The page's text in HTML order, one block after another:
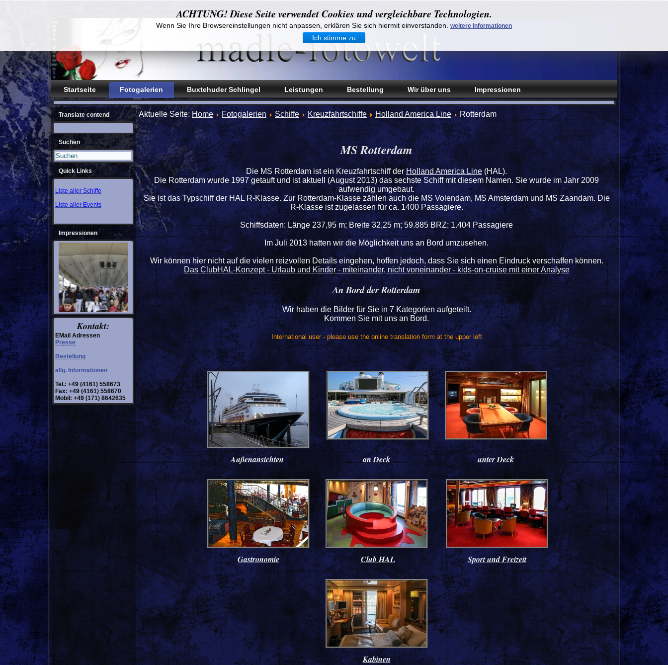
Startseite Fotogalerien Buxtehuder Schlingel Leistungen Bestellung Wir über uns Impressionen
ACHTUNG! Diese Seite verwendet Cookies und vergleichbare Technologien.
Wenn Sie Ihre Browsereinstellungen nicht anpassen, erklären Sie sich hiermit einverstanden. weitere Informationen
Ich stimme zu
Translate contend
Suchen
Quick Links
Liste aller Schiffe
Liste aller Events
Impressionen
Kontakt:
EMail Adressen
Presse
Bestellung
allg. Informationen
Tel.: +49 (4161) 558673
Fax: +49 (4161) 558670
Mobil: +49 (171) 8642635
Aktuelle Seite: Home Fotogalerien Schiffe Kreuzfahrtschiffe Holland America Line Rotterdam
MS Rotterdam
Die MS Rotterdam ist ein Kreuzfahrtschiff derHolland America Line (HAL).
Die Rotterdam wurde 1997 getauft und ist aktuell (August 2013) das sechste Schiff mit diesem Namen. Sie wurde im Jahr 2009
aufwendig umgebaut.
Sie ist das Typschiff der HAL R-Klasse. Zur Rotterdam-Klasse zählen auch die MS Volendam, MS Amsterdam und MS Zaandam. Die
R-Klasse ist zugelassen für ca. 1400 Passagiere.
Schiffsdaten: Länge 237,95 m; Breite 32,25 m; 59.885 BRZ; 1.404 Passagiere
Im Juli 2013 hatten wir die Möglichkeit uns an Bord umzusehen.
Wir können hier nicht auf die vielen reizvollen Details eingehen, hoffen jedoch, dass Sie sich einen Eindruck verschaffen können.
Das ClubHAL-Konzept - Urlaub und Kinder - miteinander, nicht voneinander - kids-on-cruise mit einer Analyse
An Bord der Rotterdam
Wir haben die Bilder für Sie in 7 Kategorien aufgeteilt.
Kommen Sie mit uns an Bord.
International user - please use the online translation form at the upper left
Außenansichten an Deck unter Deck
Gastronomie Club HAL Sport und Freizeit
Kabinen